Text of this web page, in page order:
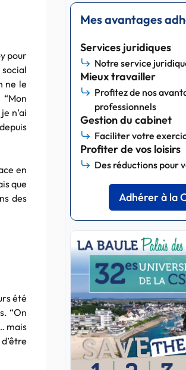
pour
ne le
n’ai
en
que
des
été
“On
mais
Mes avantages
Services juridiques
Notre service
Mieux travailler
Profitez de nos
professionnels
Gestion du cabinet
Faciliter votre
Profiter de vos loisirs
Des réductions pour
Adhérer à la